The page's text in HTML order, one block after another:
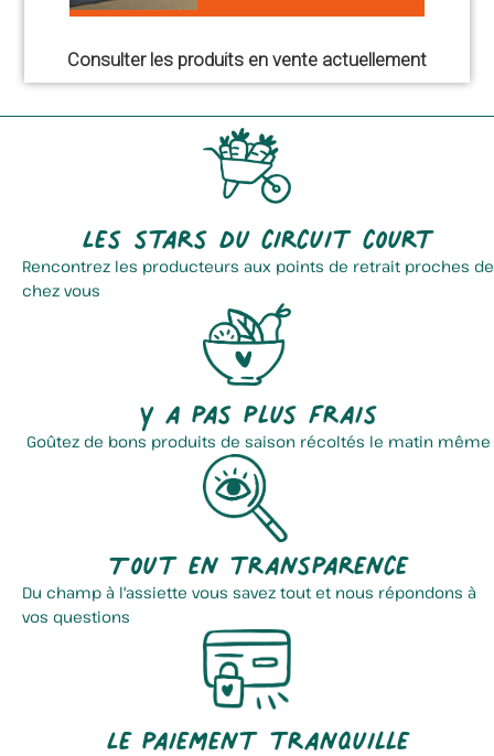
Consulter les produits en vente actuellement
Les stars du circuit court
Rencontrez les producteurs aux points de retrait proches de
chez vous
Y a pas plus frais
Goûtez de bons produits de saison récoltés le matin même
Tout en transparence
Du champ à l'assiette vous savez tout et nous répondons à
vos questions
Le paiement tranquille